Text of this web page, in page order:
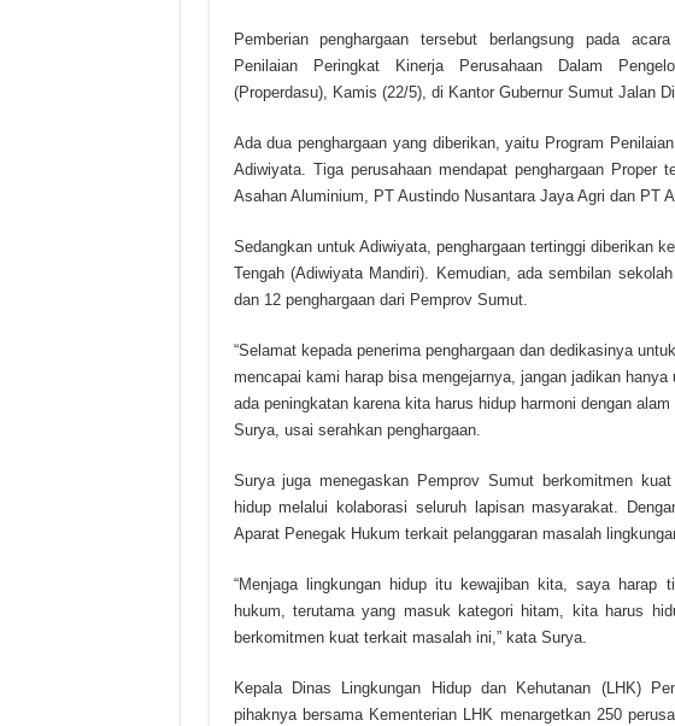
Pemberian penghargaan tersebut berlangsung pada
Penilaian Peringkat Kinerja Perusahaan Dalam
(Properdasu), Kamis (22/5), di Kantor Gubernur Sumut Jalan
Ada dua penghargaan yang diberikan, yaitu Program
Adiwiyata. Tiga perusahaan mendapat penghargaan Proper
Asahan Aluminium, PT Austindo Nusantara Jaya Agri dan PT
Sedangkan untuk Adiwiyata, penghargaan tertinggi diberikan
Tengah (Adiwiyata Mandiri). Kemudian, ada sembilan
dan 12 penghargaan dari Pemprov Sumut.
“Selamat kepada penerima penghargaan dan dedikasinya
mencapai kami harap bisa mengejarnya, jangan jadikan
ada peningkatan karena kita harus hidup harmoni dengan
Surya, usai serahkan penghargaan.
Surya juga menegaskan Pemprov Sumut berkomitmen
hidup melalui kolaborasi seluruh lapisan masyarakat.
Aparat Penegak Hukum terkait pelanggaran masalah
“Menjaga lingkungan hidup itu kewajiban kita, saya harap
hukum, terutama yang masuk kategori hitam, kita harus
berkomitmen kuat terkait masalah ini,” kata Surya.
Kepala Dinas Lingkungan Hidup dan Kehutanan (LHK)
pihaknya bersama Kementerian LHK menargetkan 250